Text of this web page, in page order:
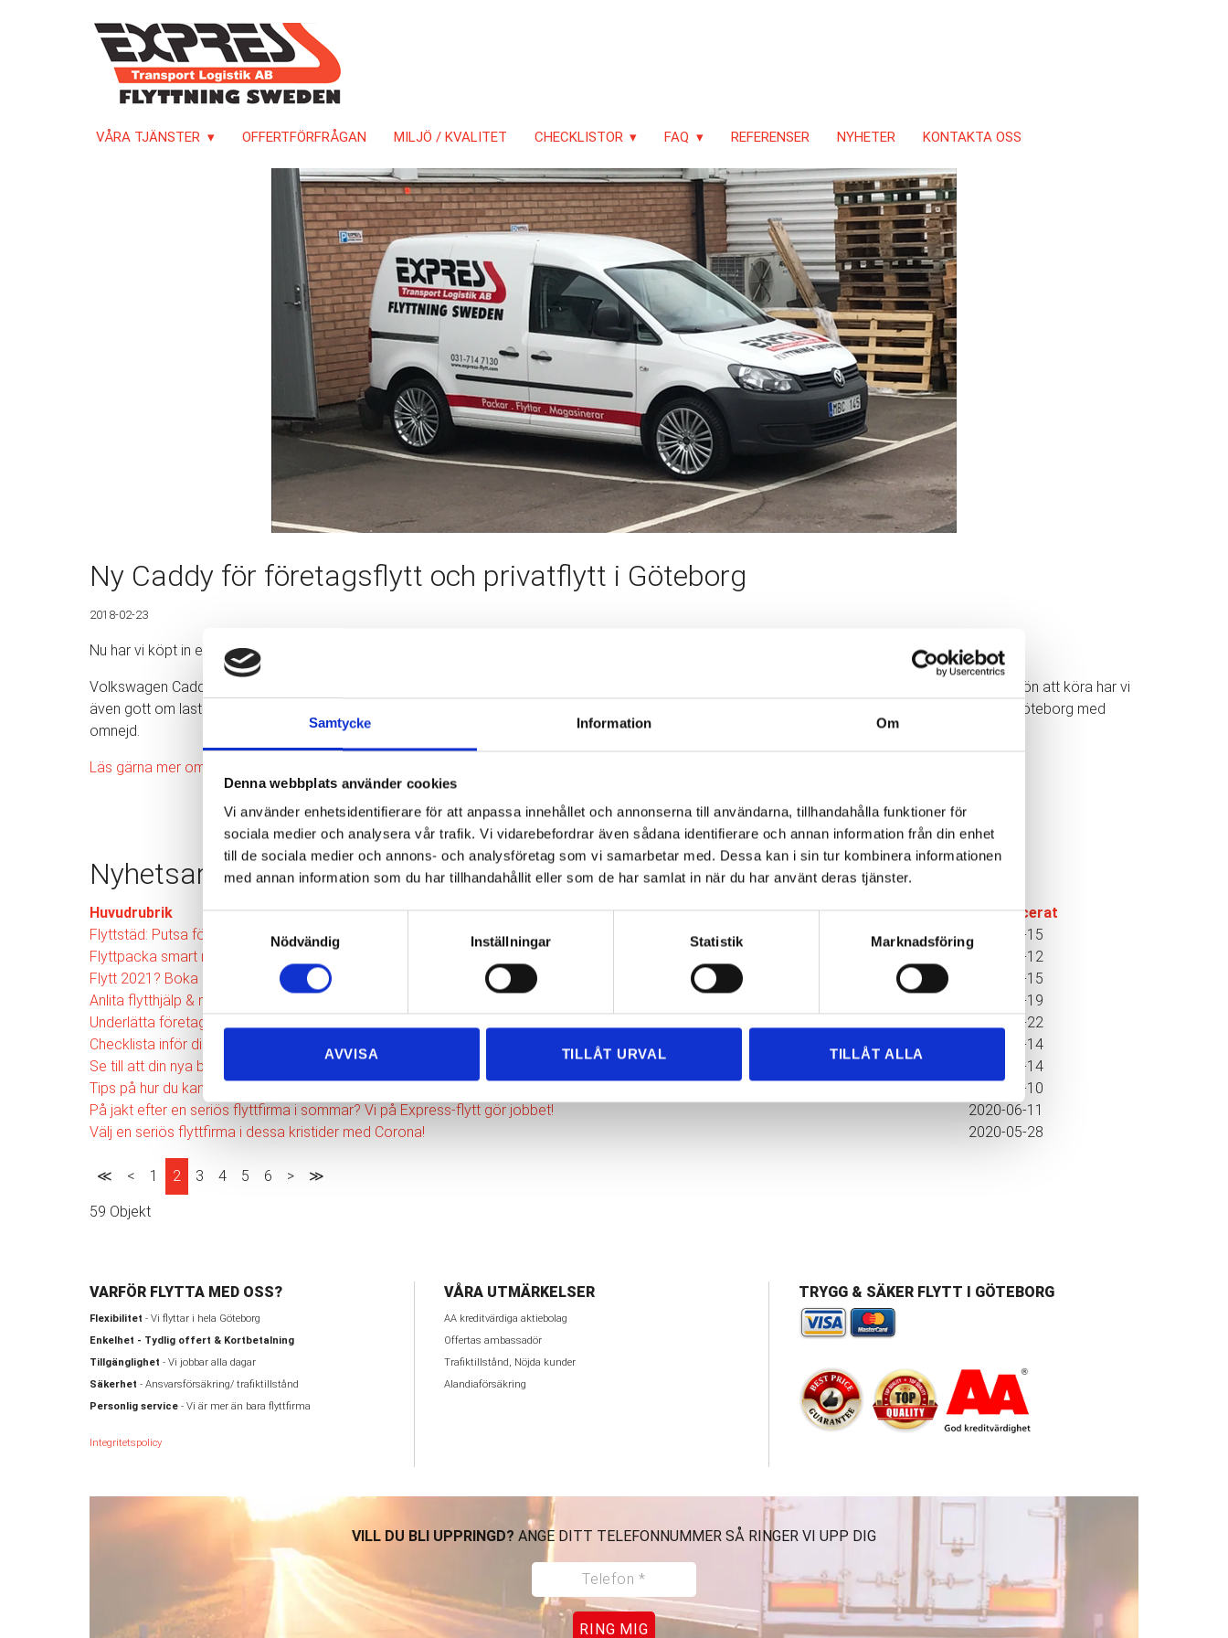
Samtycke Information Om
Denna webbplats använder cookies
Vi använder enhetsidentifierare för att anpassa innehållet och annonserna till användarna, tillhandahålla funktioner för
sociala medier och analysera vår trafik. Vi vidarebefordrar även sådana identifierare och annan information från din enhet
till de sociala medier och annons- och analysföretag som vi samarbetar med. Dessa kan i sin tur kombinera informationen
med annan information som du har tillhandahållit eller som de har samlat in när du har använt deras tjänster.
Nödvändig
Inställningar Statistik Marknadsföring
AVVISA TILLÅT URVAL TILLÅT ALLA
VÅRA TJÄNSTER OFFERTFÖRFRÅGAN MILJÖ / KVALITET CHECKLISTOR FAQ REFERENSER NYHETER KONTAKTA OSS
Ny Caddy för företagsflytt och privatflytt i Göteborg
2018-02-23
Nu har vi köpt in en ny VW Caddy för företag och privat besiktning.
Volkswagen Caddy är en av Sverige mest köpta transportbilar, därför är vi glada att vi kunnat lägga till denna bland våra bilar. Förutom att den är skön att köra har vi
även gott om lastutrymme vilket är passande i vår bransch. Allt för att underlätta när vi hjälper våra kunder att flytta, flyttstäda eller flyttpackning i Göteborg med
omnejd.
Läs gärna mer om våra tjänster inom flyttstädningar
Nyhetsarkiv
Huvudrubrik ▼Publicerat
Flyttstäd: Putsa fönster under vintertid?
2021-02-15
Flyttpacka smart med våra pack-tips!
2021-01-12
Flytt 2021? Boka in flytthjälp redan nu!
2020-12-15
Anlita flytthjälp & minska stressen inför din december-flytt!
2020-11-19
Underlätta företagsflytten i höst med flytthjälp!
2020-10-22
Checklista inför din flytt i Göteborg
2020-09-14
Se till att din nya bostad är rätt besiktigad!
2020-08-14
Tips på hur du kan effektivisera din flyttstädning!
2020-07-10
På jakt efter en seriös flyttfirma i sommar? Vi på Express-flytt gör jobbet!
2020-06-11
Välj en seriös flyttfirma i dessa kristider med Corona!
2020-05-28
≪ < 1 2 3 4 5 6 > ≫
59 Objekt
VARFÖR FLYTTA MED OSS?
Flexibilitet - Vi flyttar i hela Göteborg
Enkelhet - Tydlig offert & Kortbetalning
Tillgänglighet - Vi jobbar alla dagar
Säkerhet - Ansvarsförsäkring/ trafiktillstånd
Personlig service- Vi är mer än bara flyttfirma
Integritetspolicy
VÅRA UTMÄRKELSER
AA kreditvärdiga aktiebolag
Offertas ambassadör
Trafiktillstånd, Nöjda kunder
Alandiaförsäkring
TRYGG & SÄKER FLYTT I GÖTEBORG
VILL DU BLI UPPRINGD? ANGE DITT TELEFONNUMMER SÅ RINGER VI UPP DIG
RING MIG